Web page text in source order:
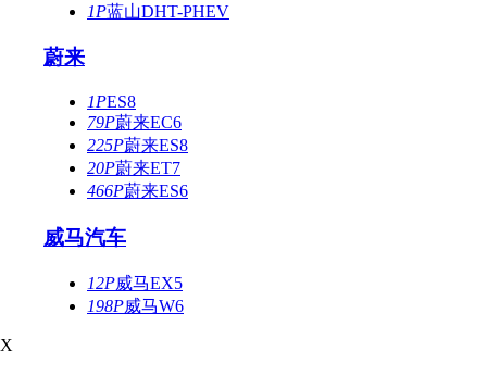
1P蓝山DHT-PHEV
蔚来
1PES8
79P蔚来EC6
225P蔚来ES8
20P蔚来ET7
466P蔚来ES6
威马汽车
12P威马EX5
198P威马W6
X